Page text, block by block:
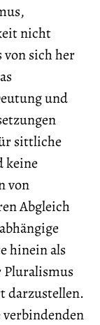
nicht
von sich her
und
sittliche
keine
von
Abgleich
hinein als
darzustellen.
verbindenden